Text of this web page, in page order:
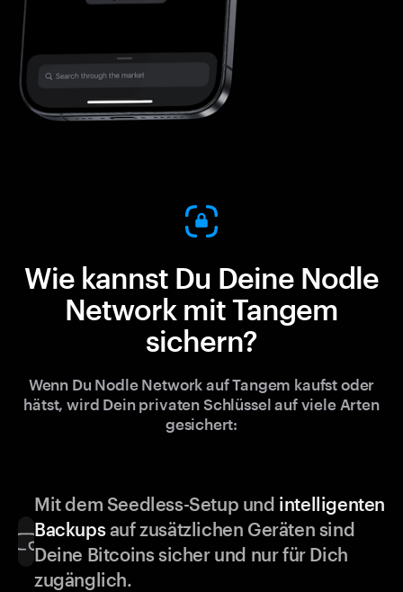
Wie kannst Du Deine Nodle
Network mit Tangem
sichern?
Wenn Du Nodle Network auf Tangem kaufst oder
hätst, wird Dein privaten Schlüssel auf viele Arten
gesichert:
Mit dem Seedless-Setup und intelligenten
Backupsauf zusätzlichen Geräten sind
Deine Bitcoins sicher und nur für Dich
zugänglich.